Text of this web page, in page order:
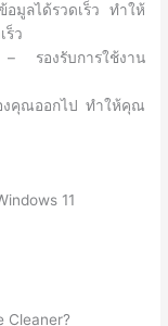
มูลได้รวดเร็ว ทำให้
ร็ว
รองรับการใช้งาน
งคุณออกไป ทำให้คุณ
11
Cleaner?